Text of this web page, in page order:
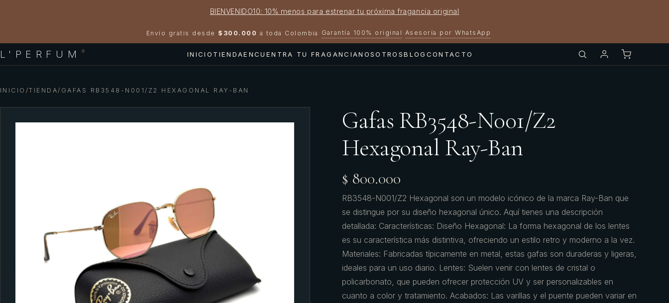
BIENVENIDO10: 10% menos para estrenar tu próxima fragancia original
Envío gratis desde $300.000 a toda Colombia · Garantía 100% original · Asesoría por WhatsApp
L'PERFUM ® INICIO TIENDAENCUENTRA TU FRAGANCIANOSOTROSBLOG CONTACTO
INICIO /TIENDA/ GAFAS RB3548-N001/Z2 HEXAGONAL RAY-BAN
Gafas RB3548-N001/Z2
Hexagonal Ray-Ban
$ 800.000
RB3548-N001/Z2 Hexagonal son un modelo icónico de la marca Ray-Ban que
se distingue por su diseño hexagonal único. Aquí tienes una descripción
detallada: Características: Diseño Hexagonal: La forma hexagonal de los lentes
es su característica más distintiva, ofreciendo un estilo retro y moderno a la vez.
Materiales: Fabricadas típicamente en metal, estas gafas son duraderas y ligeras,
ideales para un uso diario. Lentes: Suelen venir con lentes de cristal o
policarbonato, que pueden ofrecer protección UV y ser personalizables en
cuanto a color y tratamiento. Acabados: Las varillas y el puente pueden variar en